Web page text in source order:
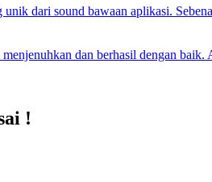
dari sound bawaan aplikasi.
dan berhasil dengan baik.
!